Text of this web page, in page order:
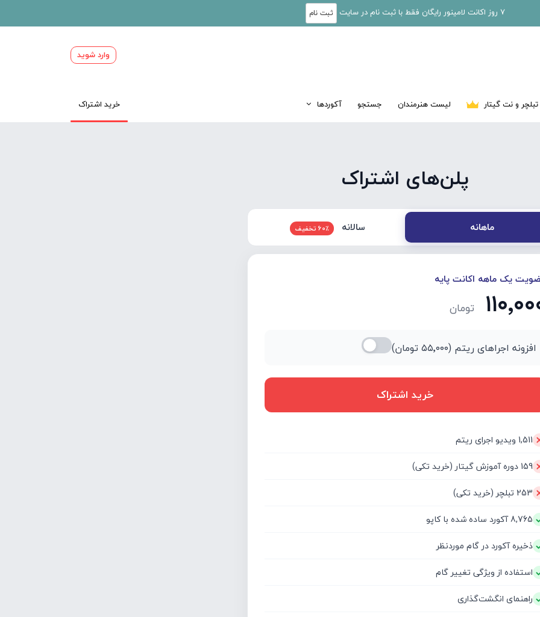
7 روز اکانت لامینور رایگان فقط با ثبت نام در سایت ثبت نام
وارد شوید
تبلچر و نت گیتار لیست هنرمندان جستجو آکوردها خرید اشتراک
پلن‌های اشتراک
ماهانه سالانه 60٪ تخفیف
یک ماهه اکانت پایه
تومان
افزونه اجراهای ریتم (۵۵٬۰۰۰تومان)
خرید اشتراک
1,511 ویدیو اجرای ریتم
159 دوره آموزش گیتار (خرید تکی)
253 تبلچر (خرید تکی)
8,765 آکورد ساده شده با کاپو
ذخیره آکورد در گام موردنظر
استفاده از ویژگی تغییر گام
راهنمای انگشت‌گذاری